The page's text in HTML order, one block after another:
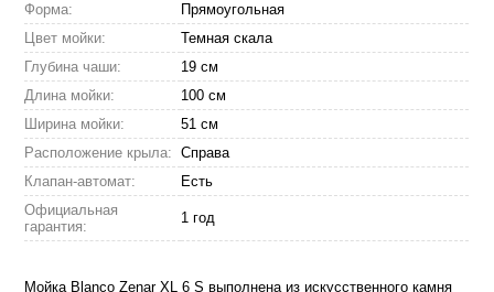
Форма:
Прямоугольная
Цвет мойки:
Темная скала
Глубина чаши:
19 см
Длина мойки:
100 см
Ширина мойки:
51 см
Расположение крыла:
Справа
Клапан-автомат:
Есть
Официальная
гарантия:
1 год
Мойка Blanco Zenar XL 6 S выполнена из искусственного камня